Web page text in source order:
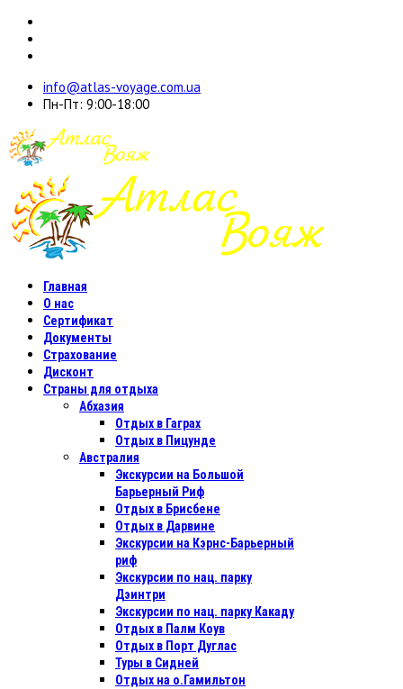
info@atlas-voyage.com.ua
Пн-Пт: 9:00-18:00
Главная
О нас
Сертификат
Документы
Страхование
Дисконт
Страны для отдыха
Абхазия
Отдых в Гаграх
Отдых в Пицунде
Австралия
Экскурсии на Большой
Барьерный Риф
Отдых в Бриcбене
Отдых в Дарвине
Экскурсии на Кэрнс-Барьерный
риф
Экскурсии по нац. парку
Дэинтри
Экскурсии по нац. парку Какаду
Отдых в Палм Коув
Отдых в Порт Дуглас
Туры в Сидней
Отдых на о.Гамильтон